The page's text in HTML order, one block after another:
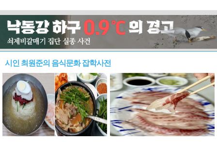
시인 최원준의 음식문화 잡학사전